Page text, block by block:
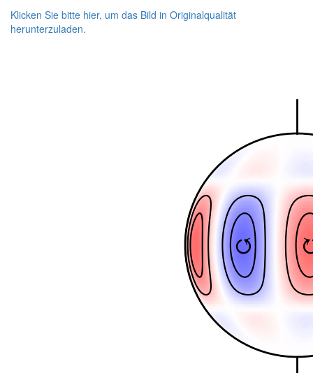
Klicken Sie bitte hier, um das Bild in Originalqualität
herunterzuladen.